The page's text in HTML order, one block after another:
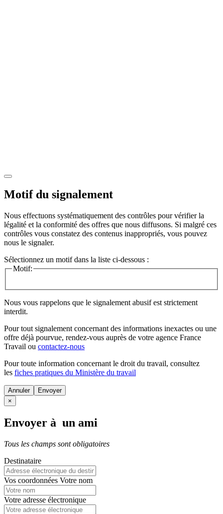
Motif du signalement
Nous effectuons systématiquement des contrôles pour vérifier la
légalité et la conformité des offres que nous diffusons. Si malgré ces
contrôles vous constatez des contenus inappropriés, vous pouvez
nous le signaler.
Sélectionnez un motif dans la liste ci-dessous :
Motif:
Nous vous rappelons que le signalement abusif est strictement
interdit.
Pour tout signalement concernant des informations inexactes ou une
offre déjà pourvue, rendez-vous auprès de votre agence France
Travail ou contactez-nous
Pour toute information concernant le droit du travail, consultez
les fiches pratiques du Ministère du travail
Annuler
×
Envoyer à un ami
Tous les champs sont obligatoires
Destinataire
Vos coordonnées Votre nom
Votre adresse électronique